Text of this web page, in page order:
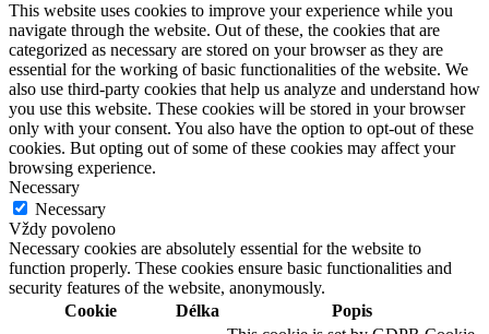
This website uses cookies to improve your experience while you
navigate through the website. Out of these, the cookies that are
categorized as necessary are stored on your browser as they are
essential for the working of basic functionalities of the website. We
also use third-party cookies that help us analyze and understand how
you use this website. These cookies will be stored in your browser
only with your consent. You also have the option to opt-out of these
cookies. But opting out of some of these cookies may affect your
browsing experience.
Necessary
Necessary
Vždy povoleno
Necessary cookies are absolutely essential for the website to
function properly. These cookies ensure basic functionalities and
security features of the website, anonymously.
Cookie
Délka Popis